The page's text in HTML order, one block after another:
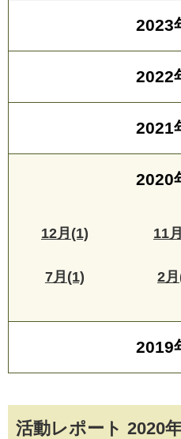
活動レポート 2020
2023
2022
2021
2020
12月(1) 11
7月(1) 2
2019